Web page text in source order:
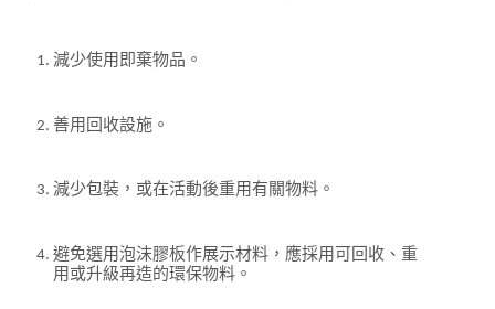
減少使用即棄物品。
善用回收設施。
減少包裝，或在活動後重用有關物料。
避免選用泡沫膠板作展示材料，應採用可回收、重
用或升級再造的環保物料。